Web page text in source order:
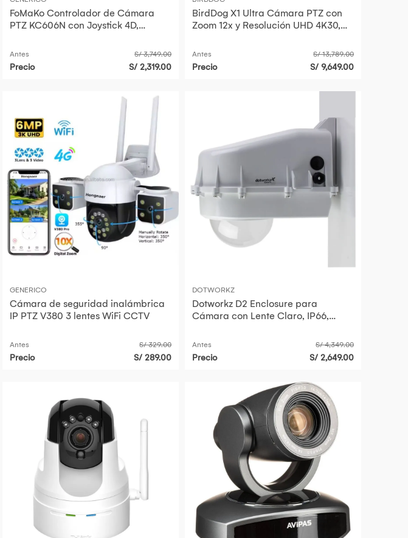
FoMaKo Controlador de Cámara
PTZ KC606N con Joystick 4D,
Antes S/ 3,749.00
Precio S/ 2,319.00
BirdDog X1 Ultra Cámara PTZ con
Zoom 12x y Resolución UHD 4K30,
Antes S/ 13,789.00
Precio S/ 9,649.00
GENERICO
Cámara de seguridad inalámbrica
IP PTZ V380 3 lentes WiFi CCTV
Antes S/ 329.00
Precio S/ 289.00
DOTWORKZ
Dotworkz D2 Enclosure para
Cámara con Lente Claro, IP66,
Antes S/ 4,349.00
Precio S/ 2,649.00